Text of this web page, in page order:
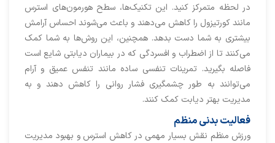
در لحظه متمرکز کنید. این تکنیک‌ها، سطح هورمون‌های استرس
مانند کورتیزول را کاهش می‌دهند و باعث می‌شوند احساس آرامش
بیشتری به شما دست بدهد. همچنین، این روش‌ها به شما کمک
می‌کنند تا از اضطراب و افسردگی که در بیماران دیابتی شایع است
فاصله بگیرید. تمرینات تنفسی ساده مانند تنفس عمیق و آرام
می‌توانند به طور چشمگیری فشار روانی را کاهش دهند و به
مدیریت بهتر دیابت کمک کنند.
فعالیت بدنی منظم
ورزش منظم نقش بسیار مهمی در کاهش استرس و بهبود مدیریت